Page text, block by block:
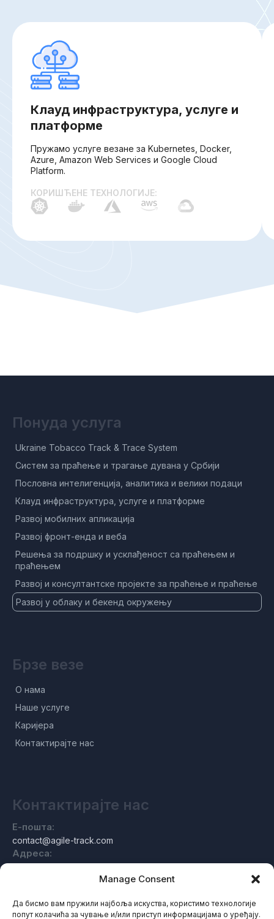
Manage Consent
Да бисмо вам пружили најбоља искуства, користимо технологије
попут колачића за чување и/или приступ информацијама о уређају.
Клауд инфраструктура, услуге и
платформе
Пружамо услуге везане за Kubernetes, Docker,
Azure, Amazon Web Services и Google Cloud
Platform.
КОРИШЋЕНЕ ТЕХНОЛОГИЈЕ:
Понуда услуга
Ukraine Tobacco Track & Trace System
Систем за праћење и трагање дувана у Србији
Пословна интелигенција, аналитика и велики подаци
Клауд инфраструктура, услуге и платформе
Развој мобилних апликација
Развој фронт-енда и веба
Решења за подршку и усклађеност са праћењем и
праћењем
Развој и консултантске пројекте за праћење и праћење
Развој у облаку и бекенд окружењу
Брзе везе
О нама
Наше услуге
Каријера
Контактирајте нас
Контактирајте нас
Е-пошта:
contact@agile-track.com
Адреса:
Индустриестраßе 11, 97078 Вурзбург, Немачка